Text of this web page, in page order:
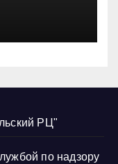
и
РЦ"
по надзору